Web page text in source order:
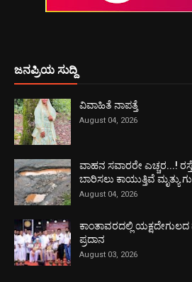
ಜನಪ್ರಿಯ ಸುದ್ದಿ
ವಿವಾಹಿತೆ ನಾಪತ್ತೆ
August 04, 2026
ವಾಹನ ಸವಾರರೇ ಎಚ್ಚರ...!
ಬಾರಿಸಲು ಕಾಯುತ್ತಿವೆ ಮೃತ್ಯು
August 04, 2026
ಕಾಂತಾವರದಲ್ಲಿ ಯಕ್ಷದೇಗುಲದ
ಪ್ರದಾನ
August 03, 2026